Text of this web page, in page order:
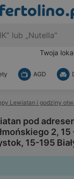
Twoja
AGD
Lewiatan i godziny
pod
2, 15
15-195